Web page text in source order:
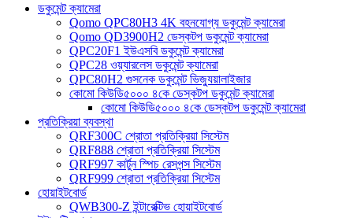
ডকুমেন্ট ক্যামেরা
Qomo QPC80H3 4K বহনযোগ্য ডকুমেন্ট ক্যামেরা
Qomo QD3900H2 ডেস্কটপ ডকুমেন্ট ক্যামেরা
QPC20F1 ইউএসবি ডকুমেন্ট ক্যামেরা
QPC28 ওয়্যারলেস ডকুমেন্ট ক্যামেরা
QPC80H2 গুসনেক ডকুমেন্ট ভিজ্যুয়ালাইজার
কোমো কিউডি৫০০০ ৪কে ডেস্কটপ ডকুমেন্ট ক্যামেরা
কোমো কিউডি৫০০০ ৪কে ডেস্কটপ ডকুমেন্ট ক্যামেরা
প্রতিক্রিয়া ব্যবস্থা
QRF300C শ্রোতা প্রতিক্রিয়া সিস্টেম
QRF888 শ্রোতা প্রতিক্রিয়া সিস্টেম
QRF997 কার্টুন স্পিচ রেসপন্স সিস্টেম
QRF999 শ্রোতা প্রতিক্রিয়া সিস্টেম
হোয়াইটবোর্ড
QWB300-Z ইন্টারেক্টিভ হোয়াইটবোর্ড